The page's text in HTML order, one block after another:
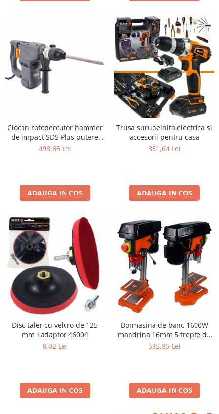
Ciocan rotopercutor hammer
de impact SDS Plus putere
2600W
498,65 Lei
ADAUGA IN COS
Trusa surubelnita electrica si
accesorii pentru casa
361,64 Lei
ADAUGA IN COS
Disc taler cu velcro de 125
mm +adaptor 46004
8,02 Lei
ADAUGA IN COS
Bormasina de banc 1600W
mandrina 16mm 5 trepte de
viteza 12233
585,85 Lei
ADAUGA IN COS